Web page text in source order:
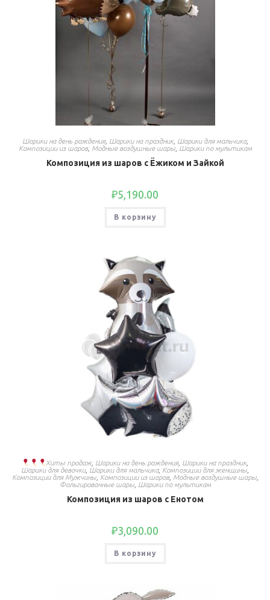
Шарики на день рождения, Шарики на праздник, Шарики для мальчика,
Композиции из шаров, Модные воздушные шары, Шарики по мультикам
Композиция из шаров с Ёжиком и Зайкой
₽5,190.00
В корзину
Хиты продаж, Шарики на день рождения, Шарики на праздник,
Шарики для девочки, Шарики для мальчика, Композиции для женщины
Композиции для Мужчины, Композиции из шаров, Модные воздушные шары,
Фольгированные шары, Шарики по мультикам
Композиция из шаров с Енотом
₽3,090.00
В корзину